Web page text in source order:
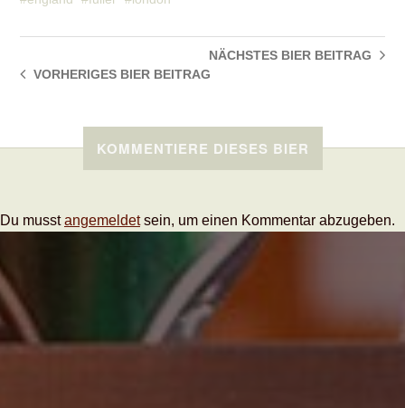
NÄCHSTES BIERBEITRAG
VORHERIGES BIER BEITRAG
KOMMENTIERE DIESES BIER
Du musstangemeldetsein, um einen Kommentar abzugeben.